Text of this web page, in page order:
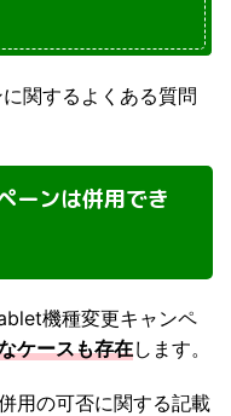
関するよくある質問
ーンは併用でき
機種変更キャンペ
ケースも存在します。
用の可否に関する記載